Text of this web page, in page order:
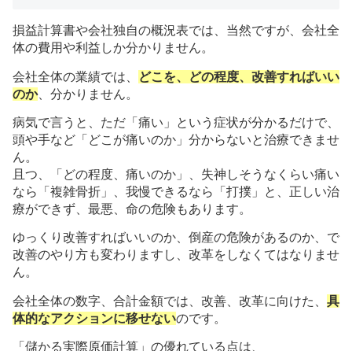
損益計算書や会社独自の概況表では、当然ですが、会社全
体の費用や利益しか分かりません。
会社全体の業績では、
どこを、どの程度、改善すればいい
のか、分かりません。
病気で言うと、ただ「痛い」という症状が分かるだけで、
頭や手など「どこが痛いのか」分からないと治療できませ
ん。
且つ、「どの程度、痛いのか」、失神しそうなくらい痛い
なら「複雑骨折」、我慢できるなら「打撲」と、正しい治
療ができず、最悪、命の危険もあります。
ゆっくり改善すればいいのか、倒産の危険があるのか、で
改善のやり方も変わりますし、改革をしなくてはなりませ
ん。
会社全体の数字、合計金額では、改善、改革に向けた、 具
体的なアクションに移せないのです。
「儲かる実際原価計算」の優れている点は、